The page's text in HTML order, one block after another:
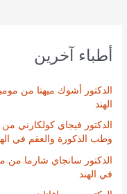
أطباء آخرين
الدكتور أشوك ميهتا من
الهند
الدكتور فيجاي كولكارني
وطب الذكورة والعقم في
الدكتور سانجاي شارما من
في الهند